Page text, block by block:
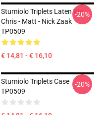
Sturniolo Triplets Laten We...
Chris - Matt - Nick Zaak
TP0509
€ 14,81 - € 16,10
-20%
Sturniolo Triplets Case
TP0509
-20%